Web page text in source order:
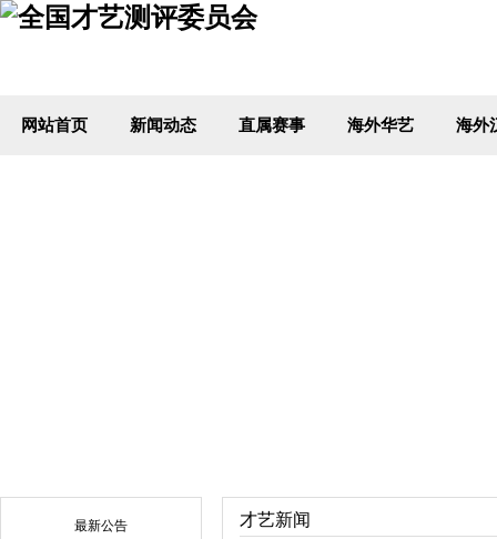
网站首页 新闻动态 直属赛事 海外华艺 海外
最新公告 才艺新闻